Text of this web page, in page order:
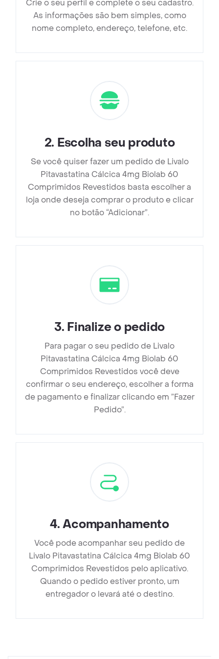
Crie o seu perfil e complete o seu cadastro.
As informações são bem simples, como
nome completo, endereço, telefone, etc.
2. Escolha seu produto
Se você quiser fazer um pedido de Livalo
Pitavastatina Cálcica 4mg Biolab 60
Comprimidos Revestidos basta escolher a
loja onde deseja comprar o produto e clicar
no botão “Adicionar”.
3. Finalize o pedido
Para pagar o seu pedido de Livalo
Pitavastatina Cálcica 4mg Biolab 60
Comprimidos Revestidos você deve
confirmar o seu endereço, escolher a forma
de pagamento e finalizar clicando em ”Fazer
Pedido”.
4.Acompanhamento
Você pode acompanhar seu pedido de
Livalo Pitavastatina Cálcica 4mg Biolab 60
Comprimidos Revestidos pelo aplicativo.
Quando o pedido estiver pronto, um
entregador o levará até o destino.